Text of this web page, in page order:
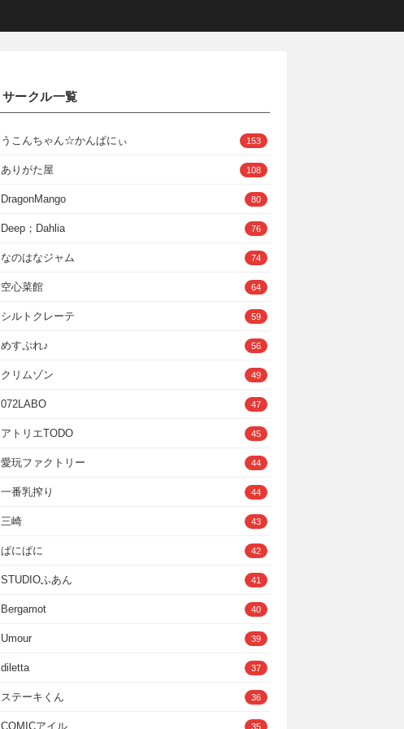
サークル一覧
うこんちゃん☆かんぱにぃ 153
ありがた屋 108
DragonMango 80
Deep；Dahlia 76
なのはなジャム 74
空心菜館 64
シルトクレーテ 59
めすぷれ♪ 56
クリムゾン 49
072LABO 47
アトリエTODO 45
愛玩ファクトリー 44
一番乳搾り 44
三崎 43
ぱにぱに 42
STUDIOふあん 41
Bergamot 40
Umour 39
diletta 37
ステーキくん 36
COMICアイル 35